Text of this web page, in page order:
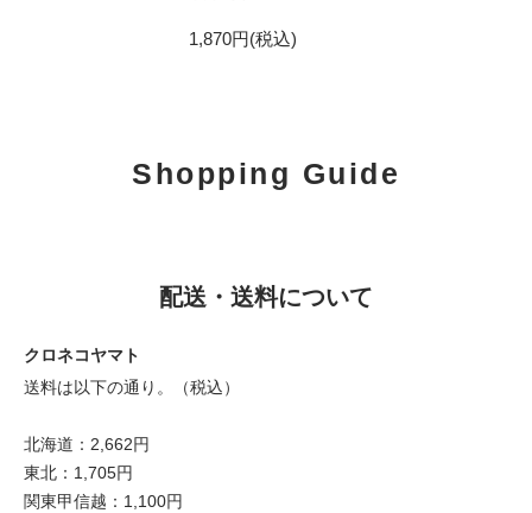
1,870円(税込)
Shopping Guide
配送・送料について
クロネコヤマト
送料は以下の通り。（税込）
北海道：2,662円
東北：1,705円
関東甲信越：1,100円